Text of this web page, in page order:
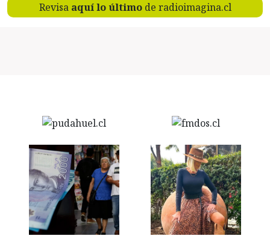
Revisa aquí lo últimode radioimagina.cl